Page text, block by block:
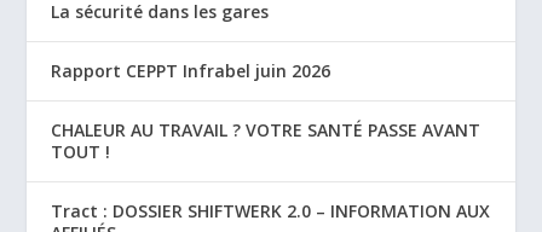
La sécurité dans les gares
Rapport CEPPT Infrabel juin 2026
CHALEUR AU TRAVAIL ? VOTRE SANTÉ PASSE AVANT
TOUT !
Tract : DOSSIER SHIFTWERK 2.0 – INFORMATION AUX